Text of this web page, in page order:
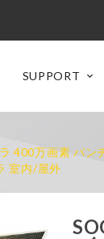
SUPPORT
400万画素 パ
室内/屋外